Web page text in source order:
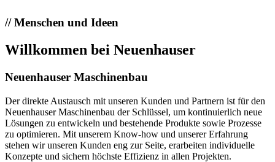
//Menschen und Ideen
Willkommen bei Neuenhauser
Neuenhauser Maschinenbau
Der direkte Austausch mit unseren Kunden und Partnern ist für den
Neuenhauser Maschinenbau der Schlüssel, um kontinuierlich neue
Lösungen zu entwickeln und bestehende Produkte sowie Prozesse
zu optimieren. Mit unserem Know-how und unserer Erfahrung
stehen wir unseren Kunden eng zur Seite, erarbeiten individuelle
Konzepte und sichern höchste Effizienz in allen Projekten.